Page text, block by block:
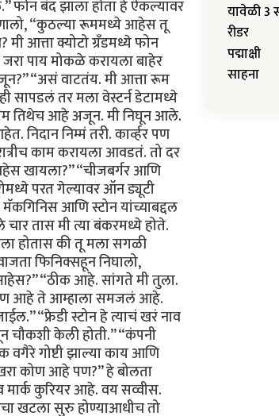
यावेळी
रीडर
पद्माक्षी
साहना